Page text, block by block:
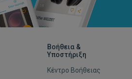
Βοήθεια &
Υποστήριξη
Κέντρο Βοήθειας